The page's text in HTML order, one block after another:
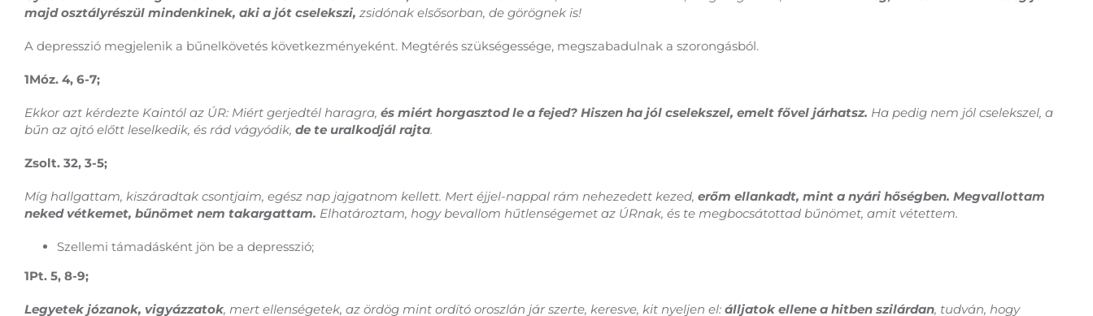
majd osztályrészül mindenkinek, aki a jót cselekszi, zsidónak elsősorban, de görögnek is!
A depresszió megjelenik a bűnelkövetés következményeként. Megtérés szükségessége, megszabadulnak a szorongásból.
1Móz. 4, 6-7;
Ekkor azt kérdezte Kaintól az ÚR: Miért gerjedtél haragra, és miért horgasztod le a fejed? Hiszen ha jól cselekszel, emelt fővel járhatsz. Ha pedig nem jól cselekszel, a
bűn az ajtó előtt leselkedik, és rád vágyódik, de te uralkodjál rajta.
Zsolt. 32, 3-5;
Míg hallgattam, kiszáradtak csontjaim, egész nap jajgatnom kellett. Mert éjjel-nappal rám nehezedett kezed, erőm ellankadt, mint a nyári hőségben. Megvallottam
neked vétkemet, bűnömet nem takargattam. Elhatároztam, hogy bevallom hűtlenségemet az ÚRnak, és te megbocsátottad bűnömet, amit vétettem.
Szellemi támadásként jön be a depresszió;
1Pt. 5, 8-9;
Legyetek józanok, vigyázzatok, mert ellenségetek, az ördög mint ordító oroszlán jár szerte, keresve, kit nyeljen el: álljatok ellene a hitben szilárdan, tudván, hogy